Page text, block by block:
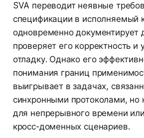
SVA переводит неявные
спецификации в исполняемый
одновременно документирует
проверяет его корректность и
отладку. Однако его
понимания границ
выигрывает в задачах,
синхронными протоколами, но
для непрерывного времени
кросс-доменных сценариев.